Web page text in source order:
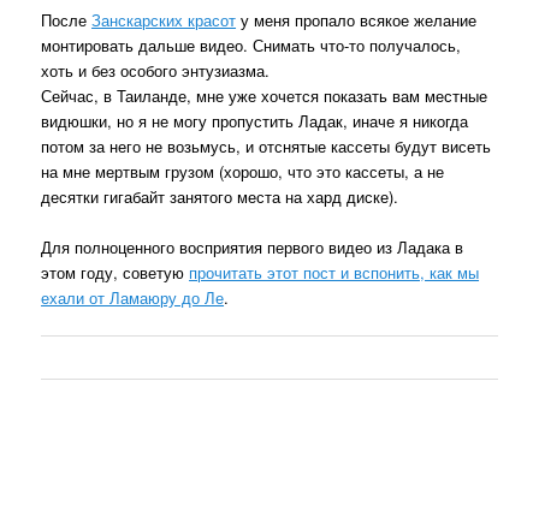
ПослеЗанскарских красот у меня пропало всякое желание
монтировать дальше видео. Снимать что-то получалось,
хоть и без особого энтузиазма.
Сейчас, в Таиланде, мне уже хочется показать вам местные
видюшки, но я не могу пропустить Ладак, иначе я никогда
потом за него не возьмусь, и отснятые кассеты будут висеть
на мне мертвым грузом (хорошо, что это кассеты, а не
десятки гигабайт занятого места на хард диске).
Для полноценного восприятия первого видео из Ладака в
этом году, советую прочитать этот пост и вспонить, как мы
ехали от Ламаюру до Ле.